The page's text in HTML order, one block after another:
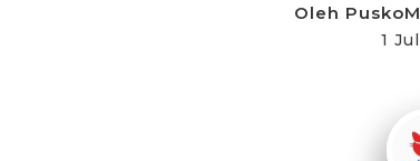
Oleh
1